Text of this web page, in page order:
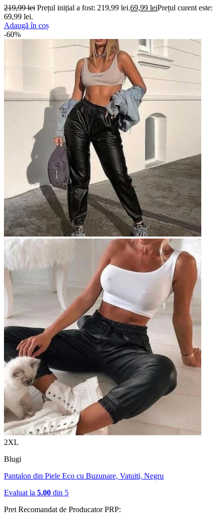
219,99lei Prețul inițial a fost: 219,99 lei.69,99 leiPrețul curent este:
69,99 lei.
Adaugă în coș
-60%
2XL
Blugi
Pantalon din Piele Eco cu Buzunare, Vatuiti, Negru
Evaluat la 5.00 din 5
Pret Recomandat de ProducatorPRP: